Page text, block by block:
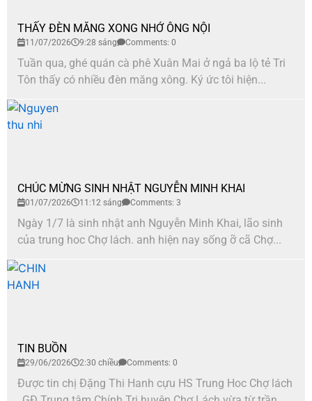
THẤY ĐÈN MĂNG XONG NHỚ ÔNG NỘI
11/07/2026 9:28 sáng Comments: 0
Tuần qua, ghé quán cà phê Xuân Mai ở ngả ba lộ tẻ Tri
Tôn thấy có nhiều đèn măng xông. Ký ức tôi hiện...
CHÚC MỪNG SINH NHẬT NGUYỄN MINH KHAI
01/07/2026 11:12 sáng Comments: 3
Ngày 1/7 là sinh nhật anh Nguyễn Minh Khai, lão sinh
của trung hoc Chợ lách. anh hiện nay sống ỡ cã Chợ...
TIN BUỒN
29/06/2026 2:30 chiều Comments: 0
Được tin chị Đặng Thi Hanh cựu HS Trung Hoc Chợ lách